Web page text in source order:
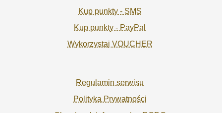
Kup punkty - SMS
Kup punkty - PayPal
Wykorzystaj VOUCHER
Regulamin serwisu
Polityka Prywatności